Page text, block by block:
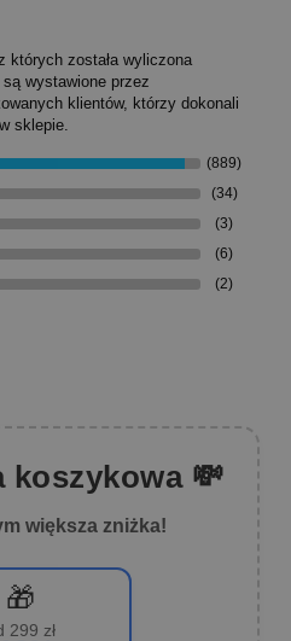
których została wyliczona
wystawione przez
klientów, którzy dokonali
sklepie.
(889)
(34)
(3)
(6)
(2)
koszykowa 💸
większa zniżka!
🎁
299 zł